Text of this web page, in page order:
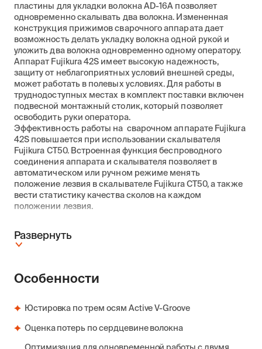
пластины для укладки волокна AD-16A позволяет
одновременно скалывать два волокна. Измененная
конструкция прижимов сварочного аппарата дает
возможность делать укладку волокна одной рукой и
уложить два волокна одновременно одному оператору.
Аппарат Fujikura 42S имеет высокую надежность,
защиту от неблагоприятных условий внешней среды,
может работать в полевых условиях. Для работы в
труднодоступных местах в комплект поставки включен
подвесной монтажный столик, который позволяет
освободить руки оператора.
Эффективность работы на сварочном аппарате Fujikura
42S повышается при использовании скалывателя
Fujikura CT50. Встроенная функция беспроводного
соединения аппарата и скалывателя позволяет в
автоматическом или ручном режиме менять
положение лезвия в скалывателе Fujikura CT50, а также
вести статистику качества сколов на каждом
положении лезвия.
Развернуть
Особенности
Юстировка по трем осям Active V-Groove
Оценка потерь по сердцевине волокна